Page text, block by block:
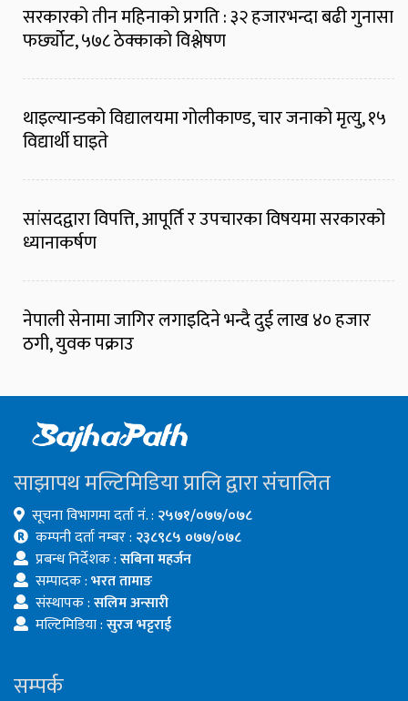
सरकारको तीन महिनाको प्रगति : ३२ हजारभन्दा बढी गुनासा
फर्छ्योट, ५७८ ठेक्काको विश्लेषण
थाइल्यान्डको विद्यालयमा गोलीकाण्ड, चार जनाको मृत्यु, १५
विद्यार्थी घाइते
सांसदद्वारा विपत्ति, आपूर्ति र उपचारका विषयमा सरकारको
ध्यानाकर्षण
नेपाली सेनामा जागिर लगाइदिने भन्दै दुई लाख ४० हजार
ठगी, युवक पक्राउ
साझापथ मल्टिमिडिया प्रालि द्वारा संचालित
सूचना विभागमा दर्ता नं. : २५७१/०७७/०७८
कम्पनी दर्ता नम्बर : २३८९८५ ०७७/०७८
प्रबन्ध निर्देशक :सबिना महर्जन
सम्पादक :भरत तामाङ
संस्थापक :सलिम अन्सारी
मल्टिमिडिया :सुरज भट्टराई
सम्पर्क